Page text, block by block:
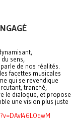
sens,
de nos réalités.
facettes musicales
qui se revendique
tranché,
le dialogue, et propose
une vision plus juste